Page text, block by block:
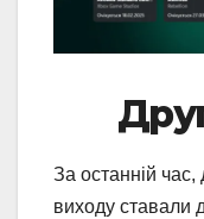
За останній час,
виходу ставали